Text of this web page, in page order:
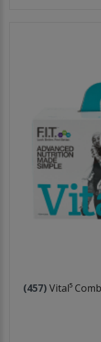
(457)Vital⁵